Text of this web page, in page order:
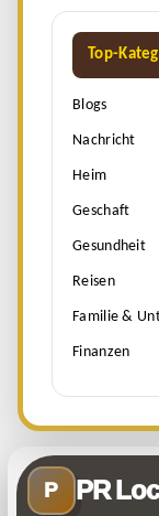
Top-
Blogs
Nachricht
Heim
Geschaft
Gesundheit
Reisen
Familie &
Finanzen
P PR